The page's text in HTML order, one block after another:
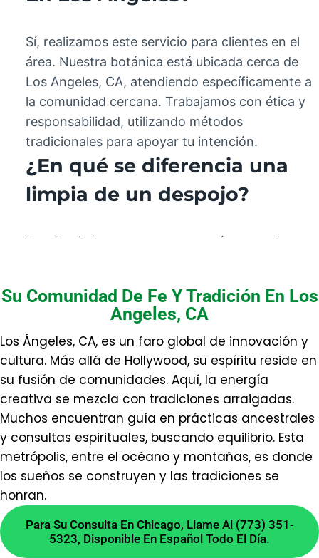
Sí, realizamos este servicio para clientes en el
área. Nuestra botánica está ubicada cerca de
Los Angeles, CA, atendiendo específicamente a
la comunidad cercana. Trabajamos con ética y
responsabilidad, utilizando métodos
tradicionales para apoyar tu intención.
¿En qué se diferencia una
limpia de un despojo?
Una limpia busca remover energías pesadas
arraigadas. Ambos son importantes, pero se
aplican según la necesidad específica de la
persona.
¿Cuánto tarda una consulta
espiritual en Los Angeles?
La duración varía según la complejidad. Una
consulta inicial típica puede tomar entre 30 y
60 minutos. Esto nos permite realizar un
diagnóstico completo y conversar sobre las
opciones más adecuadas para tu situación.
¿Cómo elijo un amuleto
Su Comunidad De Fe Y Tradición En Los
Angeles, CA
Los Ángeles, CA, es un faro global de innovación y
cultura. Más allá de Hollywood, su espíritu reside en
su fusión de comunidades. Aquí, la energía
creativa se mezcla con tradiciones arraigadas.
Muchos encuentran guía en prácticas ancestrales
y consultas espirituales, buscando equilibrio. Esta
metrópolis, entre el océano y montañas, es donde
los sueños se construyen y las tradiciones se
honran.
Para Su Consulta En Chicago, Llame Al (773) 351-
5323, Disponible En Español Todo El Día.